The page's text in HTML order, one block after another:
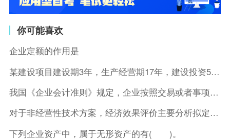
你可能喜欢
企业定额的作用是
某建设项目建设期3年，生产经营期17年，建设投资5500万元
我国《企业会计准则》规定，企业按照交易或者事项的经济特征确定
对于非经营性技术方案，经济效果评价主要分析拟定方案的( )。
下列企业资产中，属于无形资产的有( )。